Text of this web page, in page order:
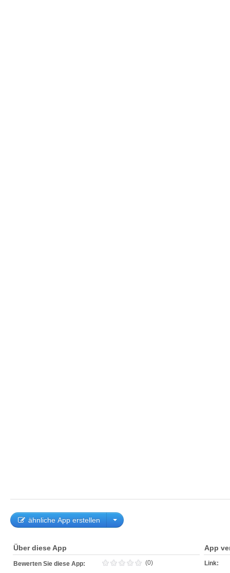
ähnliche App erstellen
Über diese App
Bewerten Sie diese App: (0)
App
Link: